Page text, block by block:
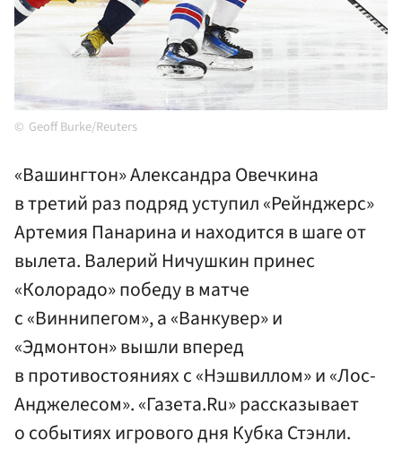
Geoff Burke/Reuters
«Вашингтон» Александра Овечкина
в третий раз подряд уступил «Рейнджерс»
Артемия Панарина и находится в шаге от
вылета. Валерий Ничушкин принес
«Колорадо» победу в матче
с «Виннипегом», а «Ванкувер» и
«Эдмонтон» вышли вперед
в противостояниях с «Нэшвиллом» и «Лос-
Анджелесом». «Газета.Ru» рассказывает
о событиях игрового дня Кубка Стэнли.